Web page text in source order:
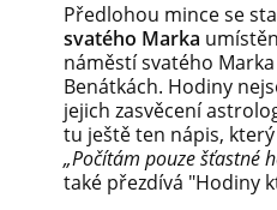
Předlohou mince se
svatého Marka
náměstí svatého
Benátkách. Hodiny
jejich zasvěcení
tu ještě ten nápis,
„Počítám pouze šťastné
také přezdívá "Hodiny